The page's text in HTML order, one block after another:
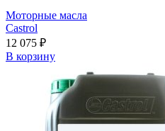
Моторные масла
Castrol
12 075 ₽
В корзину